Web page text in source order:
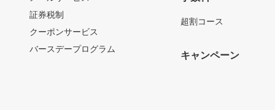
証券税制
クーポンサービス
バースデープログラム
超割コース
キャンペーン